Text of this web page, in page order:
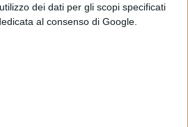
dei dati per gli scopi specificati
al consenso di Google.